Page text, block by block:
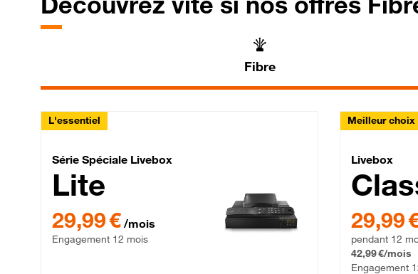
Fibre
L'essentiel
Série Spéciale Livebox Lite Fibre
Série Spéciale Livebox
Lite
29,99 € par mois , Engagement 12 mois
29,99 € /mois
Engagement 12 mois
Meilleur choix
Livebox
29,99 € par
29,99
pendant 12
42,99 €/mois
Engagement